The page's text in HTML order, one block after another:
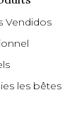
Vendidos
les bêtes